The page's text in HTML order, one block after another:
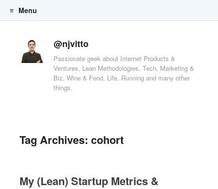
@njvitto
Passionate geek about Internet Products &
Ventures, Lean Methodologies, Tech, Marketing &
Biz, Wine & Food, Life, Running and many other
things.
Menu
Tag Archives: cohort
My (Lean) Startup Metrics &